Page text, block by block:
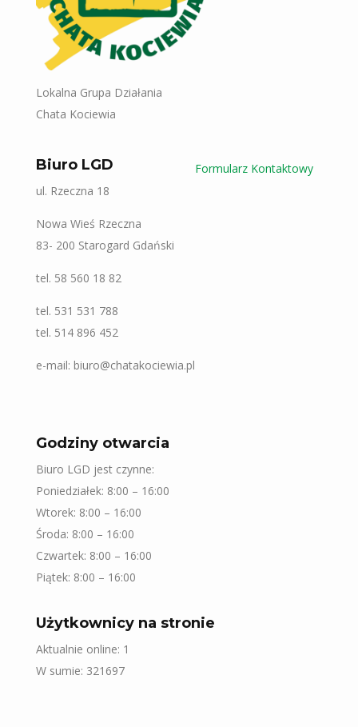
Lokalna Grupa Działania
Chata Kociewia
Biuro LGD
ul. Rzeczna 18
Nowa Wieś Rzeczna
83- 200 Starogard Gdański
tel. 58 560 18 82
tel. 531 531 788
tel. 514 896 452
e-mail: biuro@chatakociewia.pl
Formularz Kontaktowy
Godziny otwarcia
Biuro LGD jest czynne:
Poniedziałek: 8:00 – 16:00
Wtorek: 8:00 – 16:00
Środa: 8:00 – 16:00
Czwartek: 8:00 – 16:00
Piątek: 8:00 – 16:00
Użytkownicy na stronie
Aktualnie online: 1
W sumie: 321697